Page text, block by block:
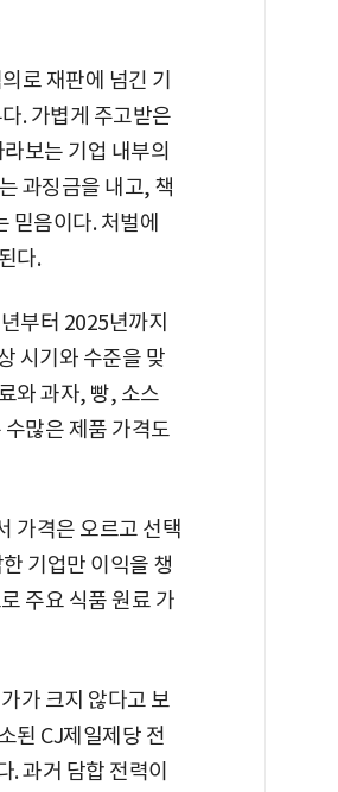
로 재판에 넘긴 기
. 가볍게 주고받은
보는 기업 내부의
과징금을 내고, 책
믿음이다. 처벌에
다.
부터 2025년까지
시기와 수준을 맞
와 과자, 빵, 소스
많은 제품 가격도
가격은 오르고 선택
기업만 이익을 챙
주요 식품 원료 가
가 크지 않다고 보
된 CJ제일제당 전
과거 담합 전력이